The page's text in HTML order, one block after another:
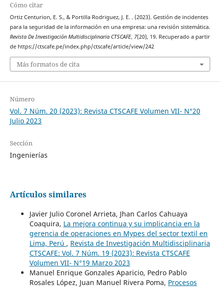
Cómo citar
Ortiz Centurion, E. S., & Portilla Rodriguez, J. E. . (2023). Gestión de incidentes
para la seguridad de la información en una empresa: una revisión sistemática.
Revista De Investigación Multidisciplinaria CTSCAFE, 7(20), 19. Recuperado a partir
de https://ctscafe.pe/index.php/ctscafe/article/view/242
Más formatos de cita
Número
Vol. 7 Núm. 20 (2023): Revista CTSCAFE Volumen VII- N°20
Julio 2023
Sección
Ingenierías
Artículos similares
Javier Julio Coronel Arrieta, Jhan Carlos Cahuaya
Coaquira, La mejora continua y su implicancia en la
gerencia de operaciones en Mypes del sector textil en
Lima, Perú , Revista de Investigación Multidisciplinaria
CTSCAFE: Vol. 7 Núm. 19 (2023): Revista CTSCAFE
Volumen VII- N°19 Marzo 2023
Manuel Enrique Gonzales Aparicio, Pedro Pablo
Rosales López, Juan Manuel Rivera Poma, Procesos